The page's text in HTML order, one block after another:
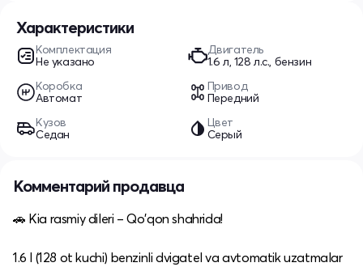
Характеристики
Комплектация
Не указано
Двигатель
1.6 л, 128 л.с., бензин
Коробка
Автомат
Привод
Передний
Кузов
Седан
Цвет
Серый
Комментарий продавца
🚗 Kia rasmiy dileri – Qo'qon shahrida!
1.6 l (128 ot kuchi) benzinli dvigatel va avtomatik uzatmalar